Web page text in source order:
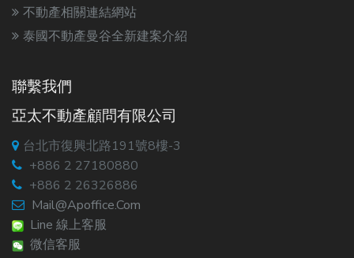
不動產相關連結網站
泰國不動產曼谷全新建案介紹
聯繫我們
亞太不動產顧問有限公司
台北市復興北路191號8樓-3
+886 2 27180880
+886 2 26326886
Mail@apoffice.com
Line 線上客服
微信客服